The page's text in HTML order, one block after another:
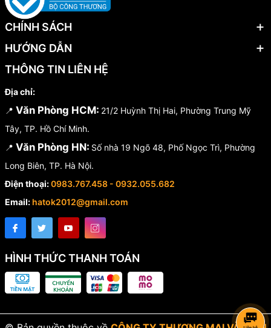
CHÍNH SÁCH
HƯỚNG DẪN
THÔNG TIN LIÊN HỆ
Địa chỉ:
📍 Văn Phòng HCM: 21/2 Huỳnh Thị Hai, Phường Trung Mỹ
Tây, TP. Hồ Chí Minh.
📍 Văn Phòng HN: Số nhà 19 Ngõ 48, Phố Ngọc Trì, Phường
Long Biên, TP. Hà Nội.
Điện thoại:0983.767.458 - 0932.055.682
Email: hatok2012@gmail.com
HÌNH THỨC THANH TOÁN